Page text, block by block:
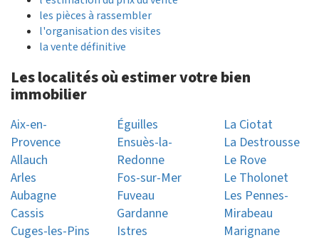
les pièces à rassembler
l'organisation des visites
la vente définitive
Les localités où estimer votre bien
immobilier
Aix-en-
Provence
Allauch
Arles
Aubagne
Cassis
Cuges-les-Pins
Éguilles
Ensuès-la-
Redonne
Fos-sur-Mer
Fuveau
Gardanne
Istres
La Ciotat
La Destrousse
Le Rove
Le Tholonet
Les Pennes-
Mirabeau
Marignane